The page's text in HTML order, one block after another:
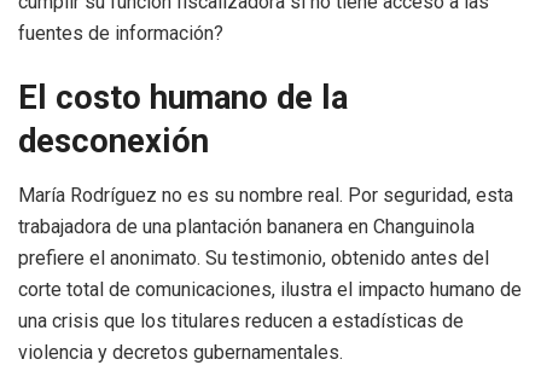
fuentes de información?
El costo humano de la
desconexión
María Rodríguez no es su nombre real. Por seguridad, esta
trabajadora de una plantación bananera en Changuinola
prefiere el anonimato. Su testimonio, obtenido antes del
corte total de comunicaciones, ilustra el impacto humano de
una crisis que los titulares reducen a estadísticas de
violencia y decretos gubernamentales.